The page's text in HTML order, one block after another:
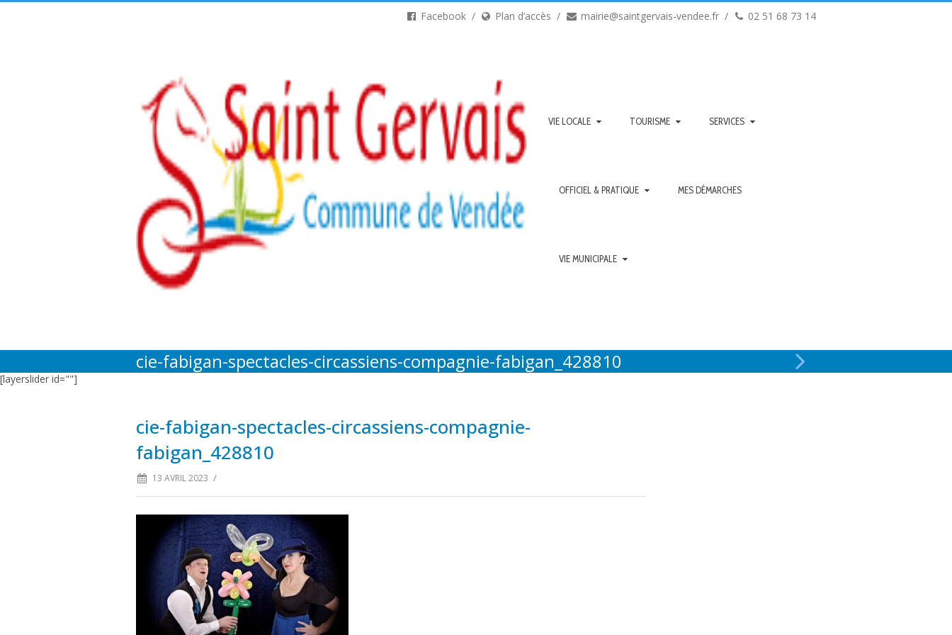
Facebook Plan d’accès mairie@saintgervais-vendee.fr 02 51 68 73 14
VIE LOCALE TOURISME SERVICES
OFFICIEL & PRATIQUE MES DÉMARCHES
VIE MUNICIPALE
cie-fabigan-spectacles-circassiens-compagnie-fabigan_428810
[layerslider id=""]
cie-fabigan-spectacles-circassiens-compagnie-
fabigan_428810
13 AVRIL 2023 /